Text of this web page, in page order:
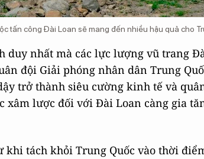
tấn công Đài Loan sẽ mang đến nhiều hậu quả cho
duy nhất mà các lực lượng vũ trang
đội Giải phóng nhân dân Trung
trở thành siêu cường kinh tế và
xâm lược đối với Đài Loan càng gia
tách khỏi Trung Quốc vào thời